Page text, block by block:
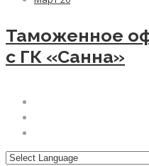
Таможенное
с ГК «Санна»